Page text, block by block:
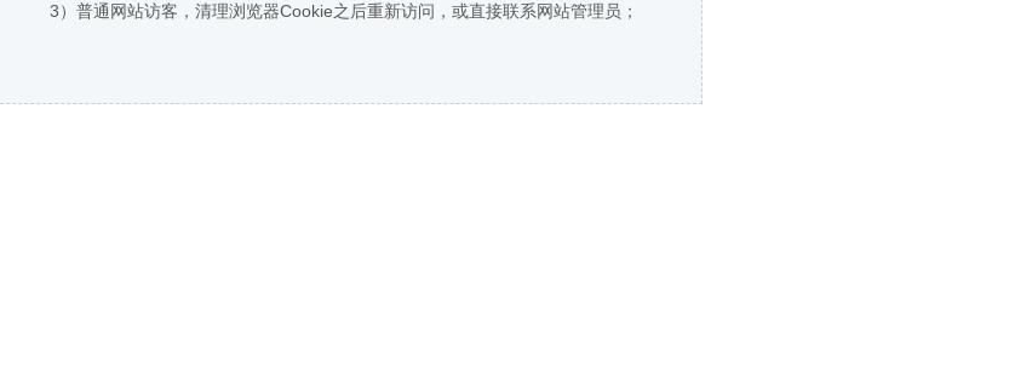
3）普通网站访客，清理浏览器Cookie之后重新访问，或直接联系网站管理员；